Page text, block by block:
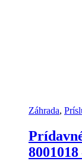
Záhrada,